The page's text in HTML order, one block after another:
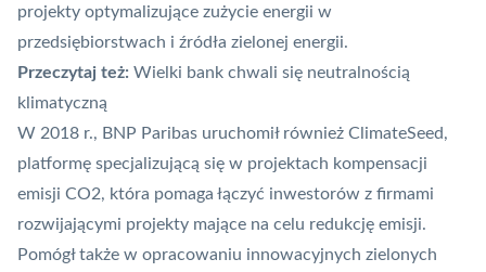
projekty optymalizujące zużycie energii w
przedsiębiorstwach i źródła zielonej energii.
Przeczytaj też: Wielki bank chwali się neutralnością
klimatyczną
W 2018 r., BNP Paribas uruchomił również ClimateSeed,
platformę specjalizującą się w projektach kompensacji
emisji CO2, która pomaga łączyć inwestorów z firmami
rozwijającymi projekty mające na celu redukcję emisji.
Pomógł także w opracowaniu innowacyjnych zielonych